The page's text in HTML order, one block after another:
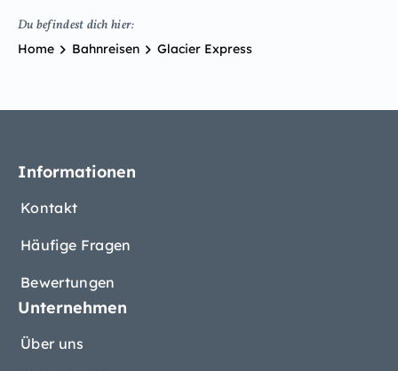
Du befindest dich hier:
Home Bahnreisen Glacier Express
Informationen
Kontakt
Häufige Fragen
Bewertungen
Unternehmen
Über uns